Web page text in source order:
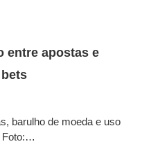
entre apostas e
barulho de moeda e uso
Foto:…